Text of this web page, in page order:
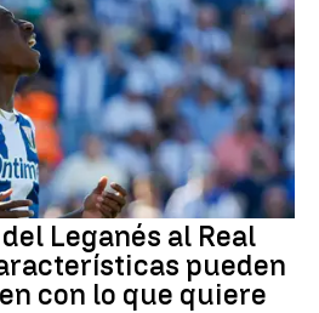
Leganés al Real
pueden
con lo que quiere